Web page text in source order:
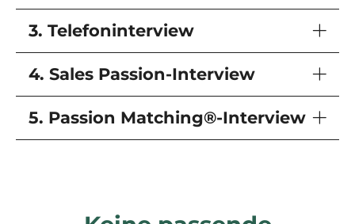
3. Telefoninterview
4. Sales Passion-Interview
5. Passion Matching®-Interview